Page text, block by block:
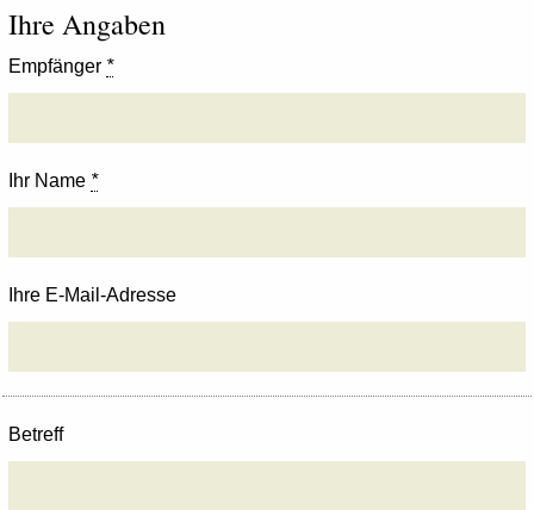
Ihre Angaben
Empfänger *
Ihr Name *
Ihre E-Mail-Adresse
Betreff